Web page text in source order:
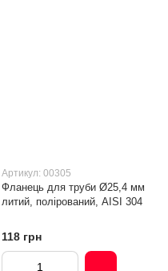
Артикул: 00305
Фланець для труби Ø25,4 мм
литий, полірований, AISI 304
118 грн